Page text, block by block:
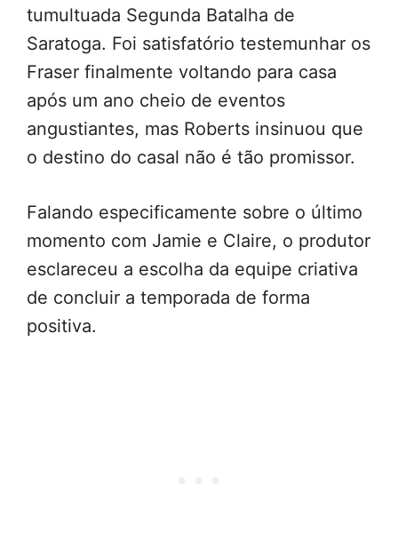
tumultuada Segunda Batalha de
Saratoga. Foi satisfatório testemunhar os
Fraser finalmente voltando para casa
após um ano cheio de eventos
angustiantes, mas Roberts insinuou que
o destino do casal não é tão promissor.
Falando especificamente sobre o último
momento com Jamie e Claire, o produtor
esclareceu a escolha da equipe criativa
de concluir a temporada de forma
positiva.